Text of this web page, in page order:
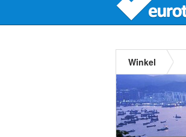
Winkel